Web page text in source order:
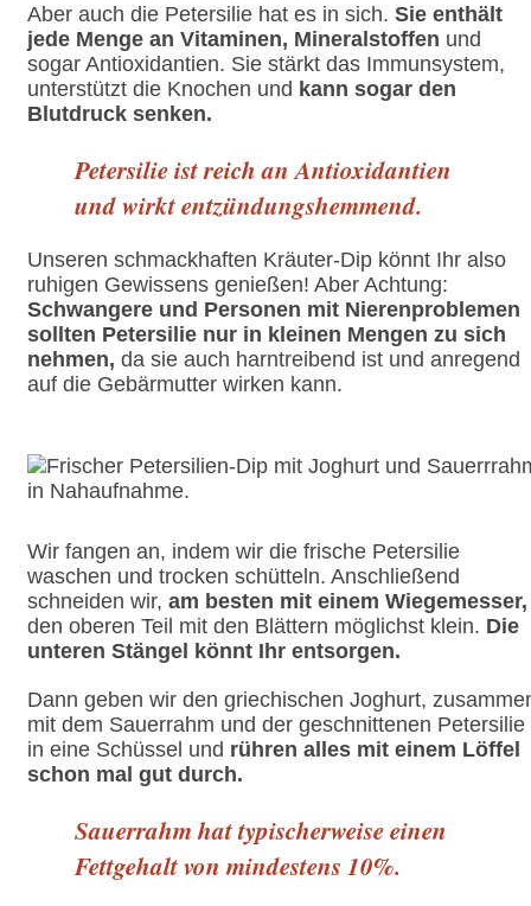
Aber auch die Petersilie hat es in sich. Sie enthält
jede Menge an Vitaminen, Mineralstoffen und
sogar Antioxidantien. Sie stärkt das Immunsystem,
unterstützt die Knochen und kann sogar den
Blutdruck senken.
Petersilie ist reich an Antioxidantien
und wirkt entzündungshemmend.
Unseren schmackhaften Kräuter-Dip könnt Ihr also
ruhigen Gewissens genießen! Aber Achtung:
Schwangere und Personen mit Nierenproblemen
sollten Petersilie nur in kleinen Mengen zu sich
nehmen, da sie auch harntreibend ist und anregend
auf die Gebärmutter wirken kann.
Wir fangen an, indem wir die frische Petersilie
waschen und trocken schütteln. Anschließend
schneiden wir, am besten mit einem Wiegemesser,
den oberen Teil mit den Blättern möglichst klein. Die
unteren Stängel könnt Ihr entsorgen.
Dann geben wir den griechischen Joghurt,
mit dem Sauerrahm und der geschnittenen Petersilie
in eine Schüssel und rühren alles mit einem Löffel
schon mal gut durch.
Sauerrahm hat typischerweise einen
Fettgehalt von mindestens 10%.